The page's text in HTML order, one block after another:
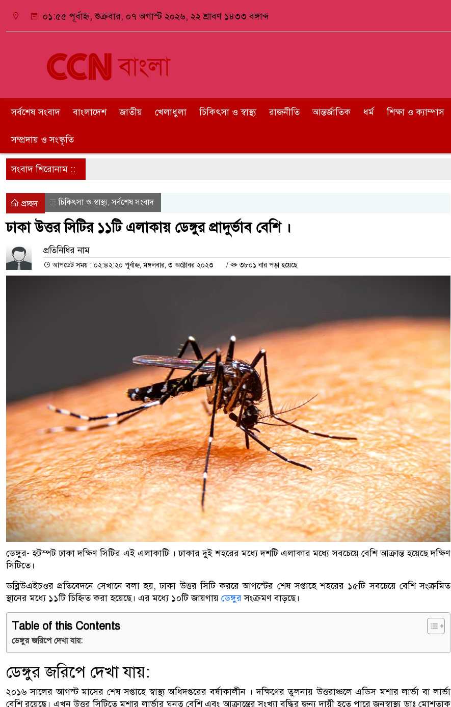
০১:৫৫ পূর্বাহ্ন, শুক্রবার, ০৭ অগাস্ট ২০২৬, ২২ শ্রাবণ ১৪৩৩ বঙ্গাব্দ
সর্বশেষ সংবাদ বাংলাদেশ জাতীয় খেলাধুলা চিকিৎসা ও স্বাস্থ্য রাজনীতি আন্তর্জাতিক ধর্ম শিক্ষা ও ক্যাম্পাস
সম্প্রদায় ও সংস্কৃতি
সংবাদ শিরোনাম ::
প্রচ্ছদ চিকিৎসা ও স্বাস্থ্য,সর্বশেষ সংবাদ
ঢাকা উত্তর সিটির ১১টি এলাকায় ডেঙ্গুর প্রাদুর্ভাব বেশি ।
প্রতিনিধির নাম
আপডেট সময় : ০২:৪২:২০ পূর্বাহ্ন, মঙ্গলবার, ৩ অক্টোবর ২০২৩ / ৩৮০১ বার পড়া হয়েছে
ডেঙ্গুর- হটস্পট ঢাকা দক্ষিণ সিটির এই এলাকাটি । ঢাকার দুই শহরের মধ্যে দশটি এলাকার মধ্যে সবচেয়ে বেশি আক্রান্ত হয়েছে দক্ষিণ
সিটিতে।
ডব্লিউএইচওর প্রতিবেদনে সেখানে বলা হয়, ঢাকা উত্তর সিটি কররে আগস্টের শেষ সপ্তাহে শহরের ১৫টি সবচেয়ে বেশি সংক্রমিত
স্থানের মধ্যে ১১টি চিহ্নিত করা হয়েছে। এর মধ্যে ১০টি জায়গায় ডেঙ্গুরসংক্রমণ বাড়ছে।
Table of this Contents
ডেঙ্গুর জরিপে দেখা যায়:
ডেঙ্গুর জরিপে দেখা যায়:
২০১৬ সালের আগস্ট মাসের শেষ সপ্তাহে স্বাস্থ্য অধিদপ্তরের বর্ষাকালীন । দক্ষিণের তুলনায় উত্তরাঞ্চলে এডিস মশার লার্ভা বা লার্ভা
বেশি রয়েছে। এখন উত্তর সিটিতে মশার লার্ভার ঘনত্ব বেশি এবং আক্রান্তের সংখ্যা বৃদ্ধির জন্য দায়ী হতে পারে জনস্বাস্থ্য ডাঃ মোশতাক